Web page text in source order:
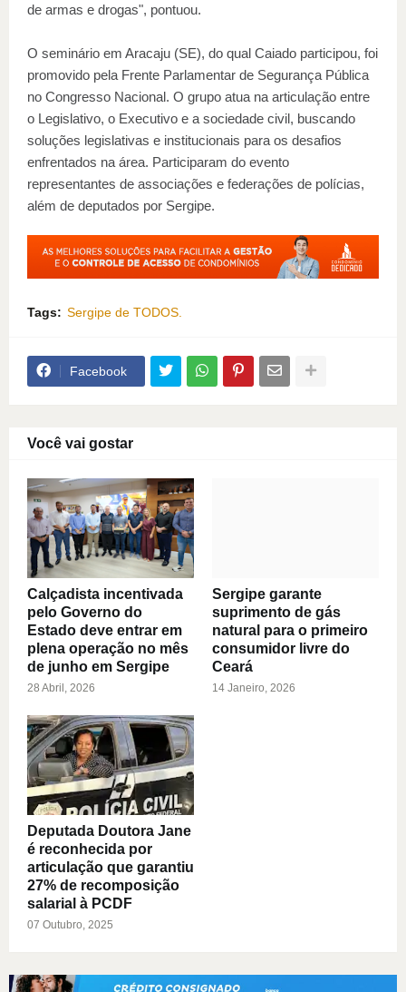
de armas e drogas", pontuou.
O seminário em Aracaju (SE), do qual Caiado participou, foi
promovido pela Frente Parlamentar de Segurança Pública
no Congresso Nacional. O grupo atua na articulação entre
o Legislativo, o Executivo e a sociedade civil, buscando
soluções legislativas e institucionais para os desafios
enfrentados na área. Participaram do evento
representantes de associações e federações de polícias,
além de deputados por Sergipe.
Tags: Sergipe de TODOS.
Facebook
Você vai gostar
Calçadista incentivada
pelo Governo do
Estado deve entrar em
plena operação no mês
de junho em Sergipe
28 Abril, 2026
Sergipe garante
suprimento de gás
natural para o primeiro
consumidor livre do
Ceará
14 Janeiro, 2026
Deputada Doutora Jane
é reconhecida por
articulação que garantiu
27% de recomposição
salarial à PCDF
07 Outubro, 2025